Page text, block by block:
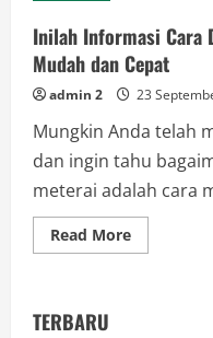
Inilah Informasi Cara
Mudah dan Cepat
admin 2 23
Mungkin Anda telah
dan ingin tahu
meterai adalah cara
Read MoreRead
more
TERBARU